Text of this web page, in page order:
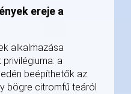
ereje a
alkalmazása
privilégiuma: a
beépíthetők az
bögre citromfű teáról